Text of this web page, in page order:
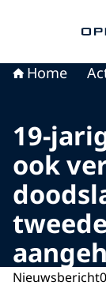
Home
19-
ook
Nieuwsbericht